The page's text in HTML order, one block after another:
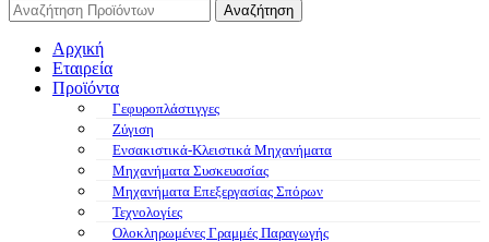
Αναζήτηση
Αρχική
Εταιρεία
Προϊόντα
Γεφυροπλάστιγγες
Ζύγιση
Ενσακιστικά-Κλειστικά Μηχανήματα
Μηχανήματα Συσκευασίας
Μηχανήματα Επεξεργασίας Σπόρων
Τεχνολογίες
Ολοκληρωμένες Γραμμές Παραγωγής